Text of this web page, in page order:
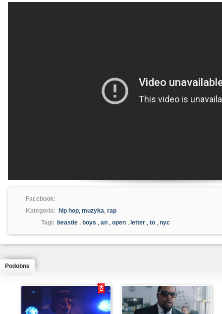
Facebook:
Kategoria:
hip hop, muzyka, rap
Tagi: beastie , boys , an , open , letter , to , nyc
Podobne